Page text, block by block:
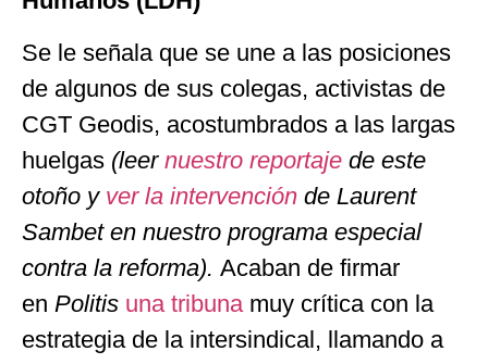
Se le señala que se une a las posiciones
de algunos de sus colegas, activistas de
CGT Geodis, acostumbrados a las largas
huelgas (leer nuestro reportaje de este
otoño y ver la intervención de Laurent
Sambet en nuestro programa especial
contra la reforma). Acaban de firmar
en Politis una tribuna muy crítica con la
estrategia de la intersindical, llamando a